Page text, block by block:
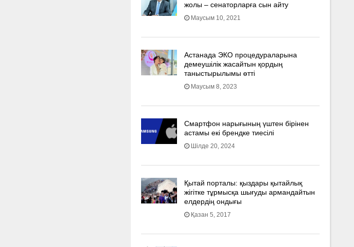
жолы – сенаторларға сын айту
Маусым 10, 2021
Астанада ЭКО процедураларына
демеушілік жасайтын қордың
таныстырылымы өтті
Маусым 8, 2023
Смартфон нарығының үштен бірінен
астамы екі брендке тиесілі
Шілде 20, 2024
Қытай порталы: қыздары қытайлық
жігітке тұрмысқа шығуды армандайтын
елдердің ондығы
Қазан 5, 2017